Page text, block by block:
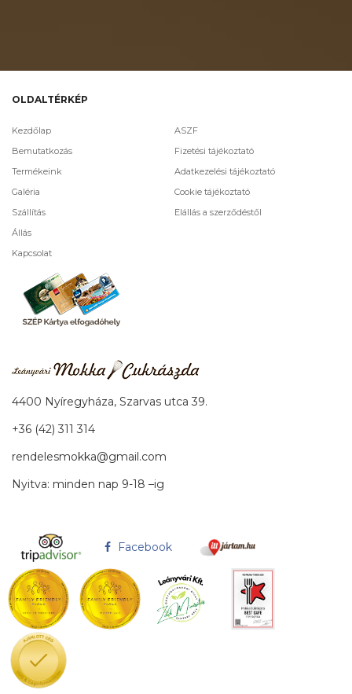
OLDALTÉRKÉP
Kezdőlap
Bemutatkozás
Termékeink
Galéria
Szállítás
Állás
Kapcsolat
ASZF
Fizetési tájékoztató
Adatkezelési tájékoztató
Cookie tájékoztató
Elállás a szerződéstől
4400 Nyíregyháza, Szarvas utca 39.
+36 (42) 311 314
rendelesmokka@gmail.com
Nyitva: minden nap 9-18 –ig
Facebook